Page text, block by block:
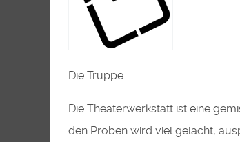
Die Truppe
Die Theaterwerkstatt ist eine
den Proben wird viel gelacht,